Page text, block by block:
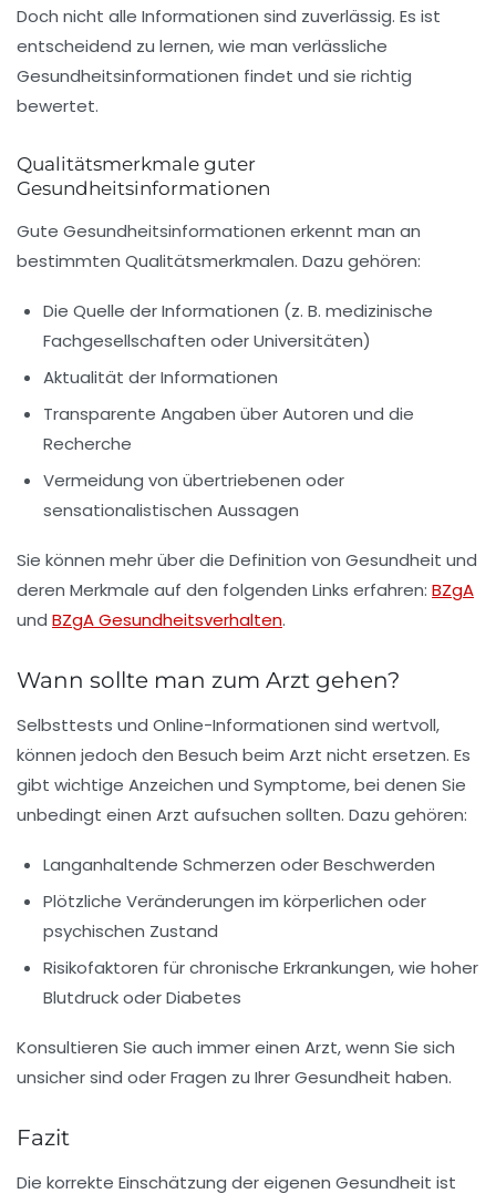
Doch nicht alle Informationen sind zuverlässig. Es ist
entscheidend zu lernen, wie man verlässliche
Gesundheitsinformationen findet und sie richtig
bewertet.
Qualitätsmerkmale guter
Gesundheitsinformationen
Gute Gesundheitsinformationen erkennt man an
bestimmten Qualitätsmerkmalen. Dazu gehören:
Die Quelle der Informationen (z. B. medizinische
Fachgesellschaften oder Universitäten)
Aktualität der Informationen
Transparente Angaben über Autoren und die
Recherche
Vermeidung von übertriebenen oder
sensationalistischen Aussagen
Sie können mehr über die Definition von Gesundheit und
deren Merkmale auf den folgenden Links erfahren: BZgA
und BZgA Gesundheitsverhalten.
Wann sollte man zum Arzt gehen?
Selbsttests und Online-Informationen sind wertvoll,
können jedoch den Besuch beim Arzt nicht ersetzen. Es
gibt wichtige Anzeichen und Symptome, bei denen Sie
unbedingt einen Arzt aufsuchen sollten. Dazu gehören:
Langanhaltende Schmerzen oder Beschwerden
Plötzliche Veränderungen im körperlichen oder
psychischen Zustand
Risikofaktoren für chronische Erkrankungen, wie hoher
Blutdruck oder Diabetes
Konsultieren Sie auch immer einen Arzt, wenn Sie sich
unsicher sind oder Fragen zu IhrerGesundheit haben.
Fazit
Die korrekte Einschätzung der eigenen Gesundheit ist